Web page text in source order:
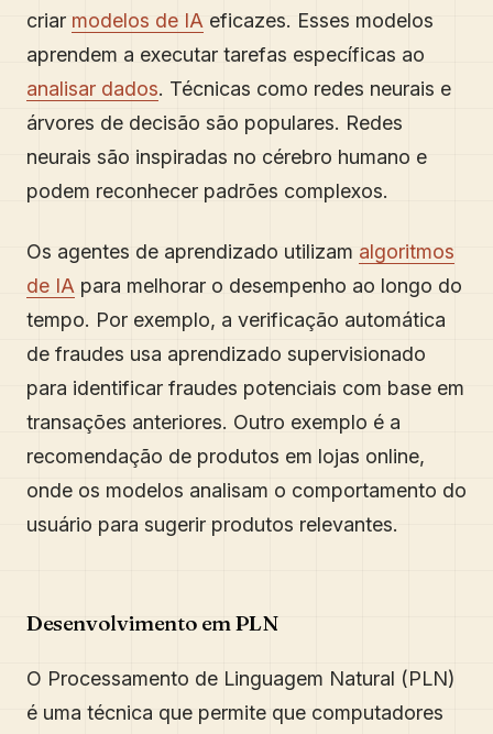
criar modelos de IA eficazes. Esses modelos
aprendem a executar tarefas específicas ao
analisar dados. Técnicas como redes neurais e
árvores de decisão são populares. Redes
neurais são inspiradas no cérebro humano e
podem reconhecer padrões complexos.
Os agentes de aprendizado utilizam algoritmos
de IA para melhorar o desempenho ao longo do
tempo. Por exemplo, a verificação automática
de fraudes usa aprendizado supervisionado
para identificar fraudes potenciais com base em
transações anteriores. Outro exemplo é a
recomendação de produtos em lojas online,
onde os modelos analisam o comportamento do
usuário para sugerir produtos relevantes.
Desenvolvimento em PLN
O Processamento de Linguagem Natural (PLN)
é uma técnica que permite que computadores